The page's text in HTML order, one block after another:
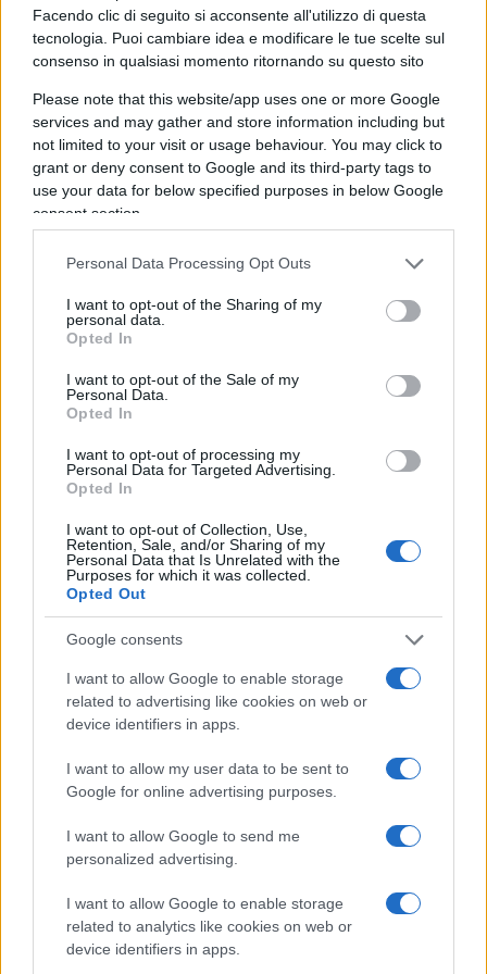
Facendo clic di seguito si acconsente all'utilizzo di questa
tecnologia. Puoi cambiare idea e modificare le tue scelte sul
consenso in qualsiasi momento ritornando su questo sito
Please note that this website/app uses one or more Google
services and may gather and store information including but
not limited to your visit or usage behaviour. You may click to
grant or deny consent to Google and its third-party tags to
use your data for below specified purposes in below Google
consent section.
Personal Data Processing Opt Outs
I want to opt-out of the Sharing of my
personal data.
Opted In
I want to opt-out of the Sale of my
Personal Data.
Opted In
I want to opt-out of processing my
Personal Data for Targeted Advertising.
Opted In
I want to opt-out of Collection, Use,
Retention, Sale, and/or Sharing of my
Personal Data that Is Unrelated with the
Purposes for which it was collected.
Opted Out
Google consents
I want to allow Google to enable storage
related to advertising like cookies on web or
device identifiers in apps.
I want to allow my user data to be sent to
Google for online advertising purposes.
I want to allow Google to send me
personalized advertising.
I want to allow Google to enable storage
related to analytics like cookies on web or
device identifiers in apps.
individui) sono poi persone fisiche senza partita
iva, mentre nel 79% dei casi il debito è maturato
(11,6%), e in misura minore nei confronti di altri
enti, anche territoriali, man mano tra l’altro che il
debito stesso decresce di entità.
Mi rendo conto che parlare di “debiti” dei cittadini
nei confronti dello Stato può sembrare poco
coerente se consideriamo che proprio la PA è
debitrice nei confronti delle imprese italiane di
una cifra che la CGIA di Mestre calcola in circa 50
miliardi di euro e che il peso della burocrazia
piccole al 2,1% per le medie (dati Confindustria –
Assolombarda). Eppure, i due fenomeni sono
strettamente collegati ed entrambi intersecano e
contribuiscono ad accrescere il livello del debito
pubblico.
A questo proposito, però, potrebbe essere lo Stato
a fare il primo passo pagando i suoi debiti od
offrendo almeno un credito fiscale corrispondente
(immediatamente utilizzabile) nei confronti delle
imprese. Certo, i suoi 50 miliardi di debito sono
una piccola parte di ciò che invece dovrebbe
ricevere e non tutte le imprese sono allo stesso
tempo debitrici e creditrici, anzi. Tuttavia, questo
primo passo potrebbe contribuire ad innescare un
percorso virtuoso che contribuirebbe almeno a
percepire il ruolo dello Stato e delle autorità di